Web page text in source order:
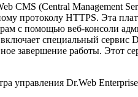
(Central Management
протоколу HTTPS. Эта
с помощью веб-консоли
специальный сервис
завершение работы. Этот
управления Dr.Web